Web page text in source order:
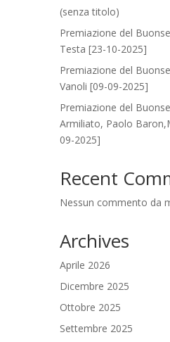
(senza titolo)
Premiazione del
Testa [23-10-2025]
Premiazione del
Vanoli [09-09-2025]
Premiazione del
Armiliato, Paolo
09-2025]
Recent
Nessun commento da
Archives
Aprile 2026
Dicembre 2025
Ottobre 2025
Settembre 2025